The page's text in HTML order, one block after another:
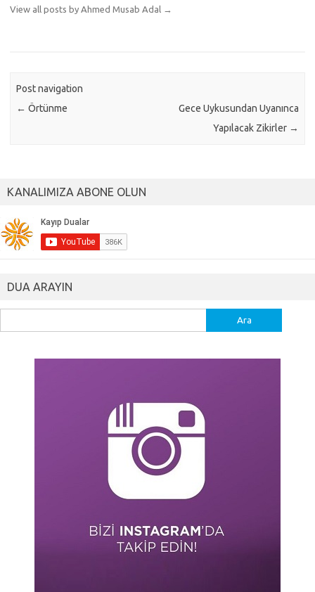
View all posts by Ahmed Musab Adal →
Post navigation
← Örtünme
Gece Uykusundan Uyanınca
Yapılacak Zikirler →
KANALIMIZA ABONE OLUN
DUA ARAYIN